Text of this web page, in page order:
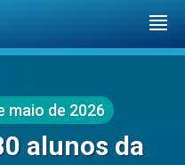
maio de 2026
alunos da